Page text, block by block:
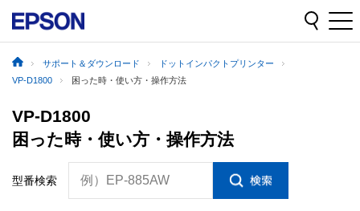
サポート＆ダウンロード
ドットインパクトプリンター
VP-D1800
困った時・使い方・操作方法
VP-D1800
困った時・使い方・操作方法
型番検索 例）EP-885AW